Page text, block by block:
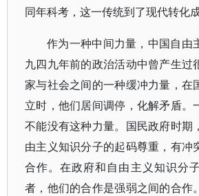
同年科考，这一传统到了现代转化
作为一种中间力量，中国自由
九四九年前的政治活动中曾产生过
家与社会之间的一种缓冲力量，在
立时，他们居间调停，化解矛盾。
不能没有这种力量。国民政府时期
由主义知识分子的起码尊重，有冲
合作。在政府和自由主义知识分
者，他们的合作是强弱之间的合作